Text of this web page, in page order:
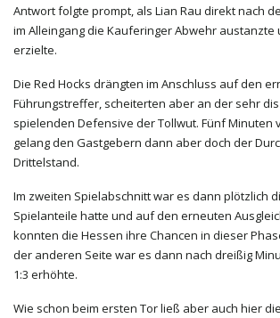
Antwort folgte prompt, als Lian Rau direkt nach
im Alleingang die Kauferinger Abwehr austanzte
erzielte.
Die Red Hocks drängten im Anschluss auf den
Führungstreffer, scheiterten aber an der sehr
spielenden Defensive der Tollwut. Fünf Minuten
gelang den Gastgebern dann aber doch der
Drittelstand.
Im zweiten Spielabschnitt war es dann plötzlich
Spielanteile hatte und auf den erneuten
konnten die Hessen ihre Chancen in dieser
der anderen Seite war es dann nach dreißig
1:3 erhöhte.
Wie schon beim ersten Tor ließ aber auch hier